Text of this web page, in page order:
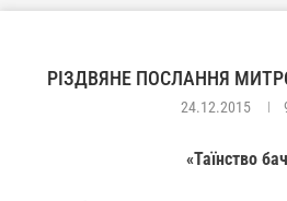
РІЗДВЯНЕ ПОСЛАННЯ
24.12.2015
«Таїнство